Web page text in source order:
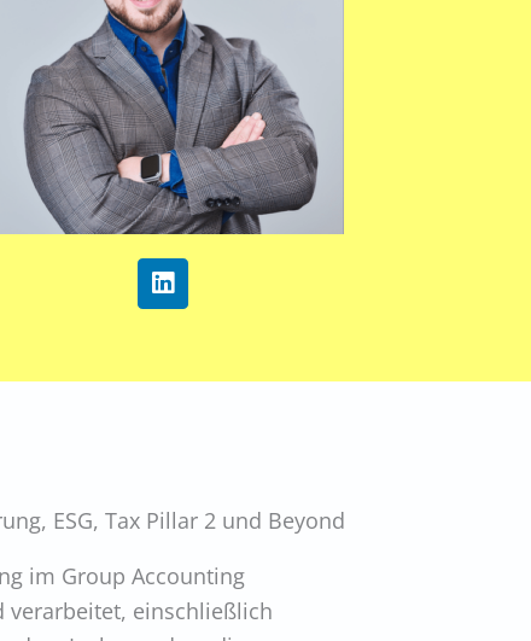
L
i
n
ESG, Tax Pillar 2 und Beyond
im Group Accounting
verarbeitet, einschließlich